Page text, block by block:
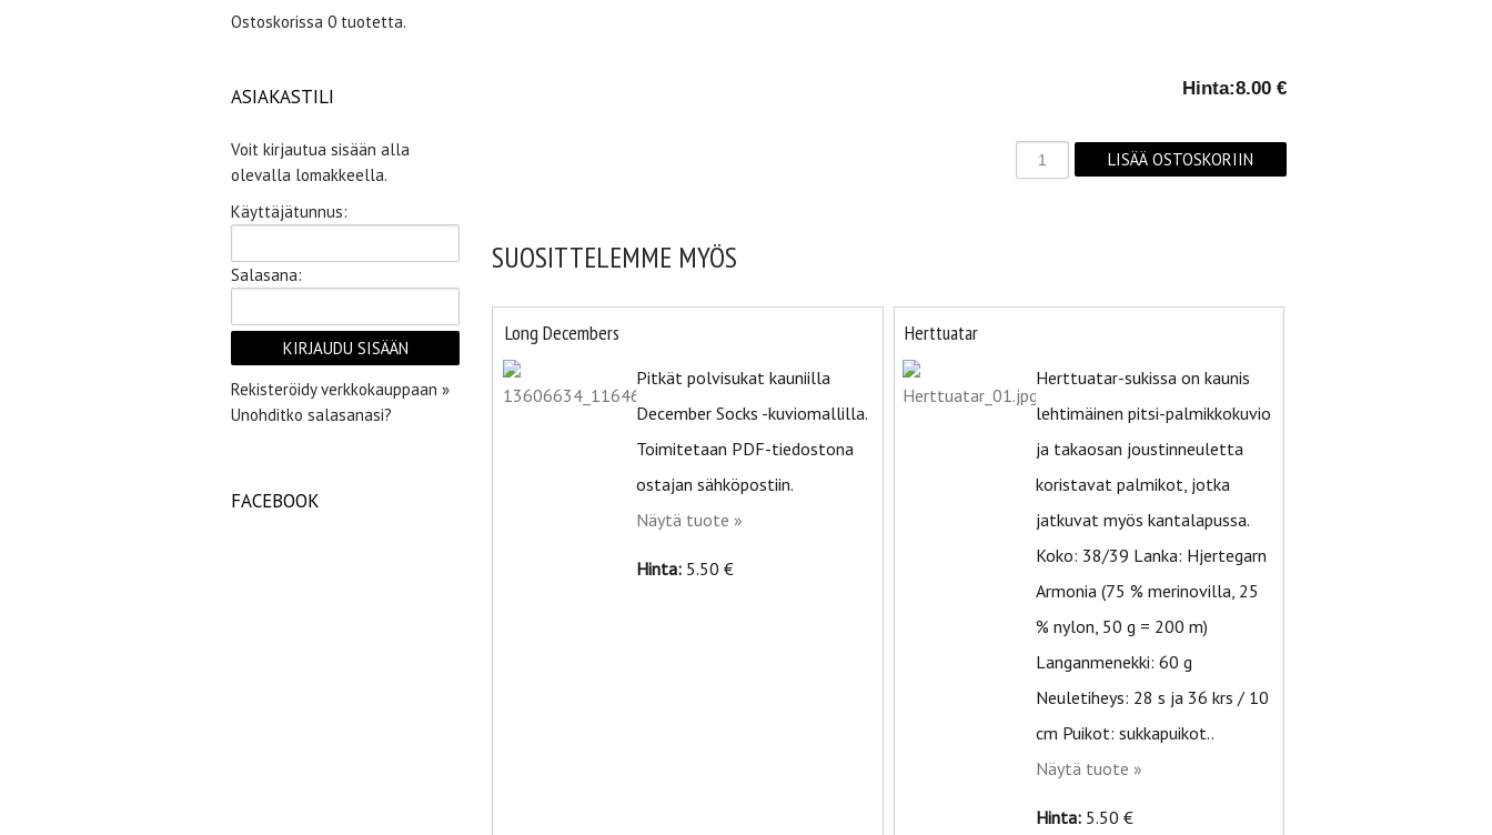
Hinta:8.00 €
SUOSITTELEMME MYÖS
Long Decembers
Pitkät polvisukat kauniilla
December Socks -kuviomallilla.
Toimitetaan PDF-tiedostona
ostajan sähköpostiin.
Näytä tuote »
Hinta: 5.50 €
Herttuatar
Herttuatar-sukissa on kaunis
lehtimäinen pitsi-palmikkokuvio
ja takaosan joustinneuletta
koristavat palmikot, jotka
jatkuvat myös kantalapussa.
Koko: 38/39 Lanka: Hjertegarn
Armonia (75 % merinovilla, 25
% nylon, 50 g = 200 m)
Langanmenekki: 60 g
Neuletiheys: 28 s ja 36 krs / 10
cm Puikot: sukkapuikot..
Näytä tuote »
Hinta: 5.50 €
Ostoskorissa 0 tuotetta.
ASIAKASTILI
Voit kirjautua sisään alla
olevalla lomakkeella.
Käyttäjätunnus:
Salasana:
Rekisteröidy verkkokauppaan »
Unohditko salasanasi?
FACEBOOK